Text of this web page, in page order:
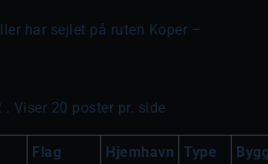
har sejlet på ruten Koper –
Viser 20 poster pr. side
Flag Hjemhavn Type